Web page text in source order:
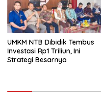
UMKM NTB Dibidik Tembus
Investasi Rp1 Triliun, Ini
Strategi Besarnya